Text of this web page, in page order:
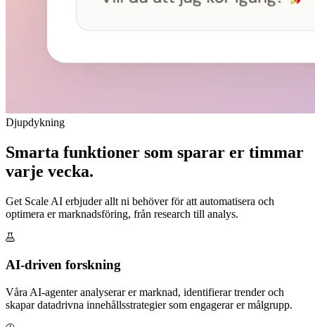
Djupdykning
Smarta funktioner som sparar er timmar
varje vecka.
Get Scale AI erbjuder allt ni behöver för att automatisera och
optimera er marknadsföring, från research till analys.
AI-driven forskning
Våra AI-agenter analyserar er marknad, identifierar trender och
skapar datadrivna innehållsstrategier som engagerar er målgrupp.